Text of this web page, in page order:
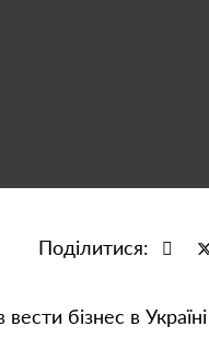
Поділитися:
бізнес в